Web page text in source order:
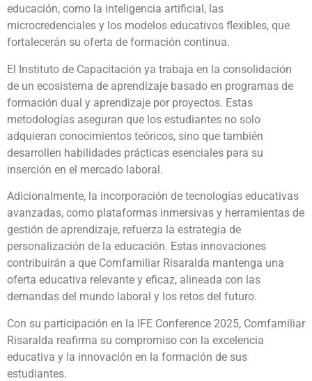
educación, como la inteligencia artificial, las
microcredenciales y los modelos educativos flexibles, que
fortalecerán su oferta de formación continua.
El Instituto de Capacitación ya trabaja en la consolidación
de un ecosistema de aprendizaje basado en programas de
formación dual y aprendizaje por proyectos. Estas
metodologías aseguran que los estudiantes no solo
adquieran conocimientos teóricos, sino que también
desarrollen habilidades prácticas esenciales para su
inserción en el mercado laboral.
Adicionalmente, la incorporación de tecnologías educativas
avanzadas, como plataformas inmersivas y herramientas de
gestión de aprendizaje, refuerza la estrategia de
personalización de la educación. Estas innovaciones
contribuirán a que Comfamiliar Risaralda mantenga una
oferta educativa relevante y eficaz, alineada con las
demandas del mundo laboral y los retos del futuro.
Con su participación en la IFE Conference 2025, Comfamiliar
Risaralda reafirma su compromiso con la excelencia
educativa y la innovación en la formación de sus
estudiantes.